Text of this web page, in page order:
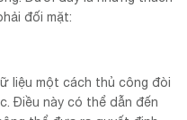
đối mặt:
liệu một cách thủ công đòi
Điều này có thể dẫn đến